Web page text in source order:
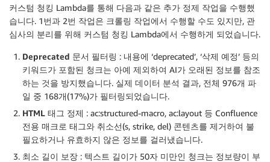
커스텀 청킹 Lambda를 통해 다음과 같은 추가 정제 작업을 수행했
습니다. 1번과 2번 작업은 크롤링 작업에서 수행할 수도 있지만, 관
심사의 분리를 위해 커스텀 청킹 Lambda에서 수행하게 되었습니다.
Deprecated 문서 필터링 : 내용에 ‘deprecated’, ‘삭제 예정’ 등의
키워드가 포함된 청크는 아예 제외하여 AI가 오래된 정보를 참조
하는 것을 방지했습니다. 실제 데이터 분석 결과, 전체 976개 파
일 중 168개(17%)가 필터링되었습니다.
HTML 태그 정제 : ac:structured-macro, ac:layout 등 Confluence
전용 매크로 태그와 취소선(s, strike, del) 콘텐츠를 제거하여 불
필요하거나 유효하지 않은 정보를 걸러냈습니다.
최소 길이 보장 : 텍스트 길이가 50자 미만인 청크는 정보량이 부